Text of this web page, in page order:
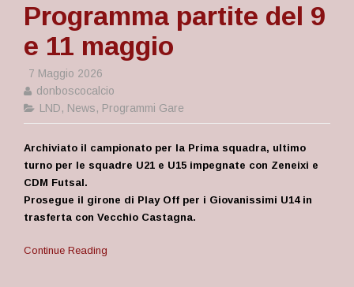
Programma partite del 9
e 11 maggio
7 Maggio 2026
donboscocalcio
LND, News, Programmi Gare
Archiviato il campionato per la Prima squadra, ultimo
turno per le squadre U21 e U15 impegnate con Zeneixi e
CDM Futsal.
Prosegue il girone di Play Off per i Giovanissimi U14 in
trasferta con Vecchio Castagna.
Continue Reading